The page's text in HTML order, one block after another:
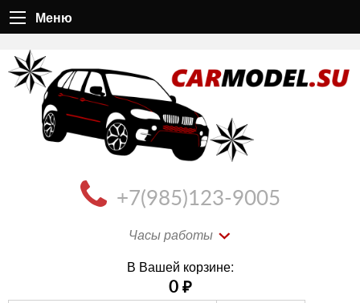
Меню
+7(985)123-9005
Часы работы
В Вашей корзине:
0 ₽